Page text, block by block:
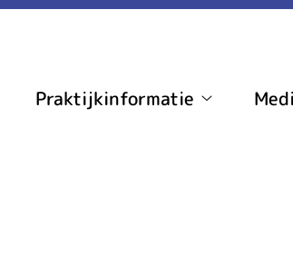
Praktijkinformatie